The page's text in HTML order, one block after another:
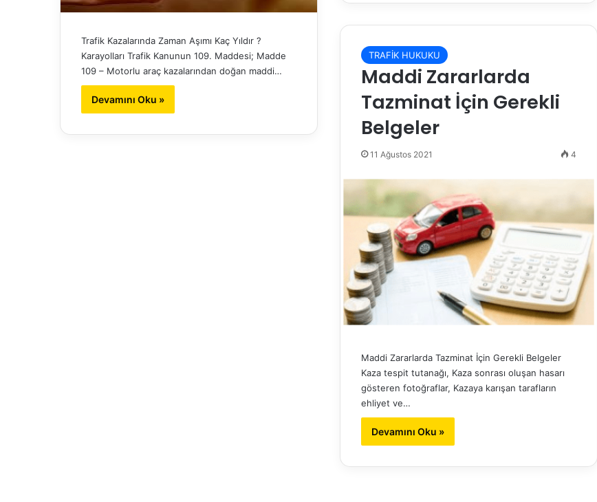
Trafik Kazalarında Zaman Aşımı Kaç Yıldır ?
Karayolları Trafik Kanunun 109. Maddesi; Madde
109 – Motorlu araç kazalarından doğan maddi…
Devamını Oku »
TRAFİK HUKUKU
Maddi Zararlarda
Tazminat İçin Gerekli
Belgeler
11 Ağustos 2021 4
Maddi Zararlarda Tazminat İçin Gerekli Belgeler
Kaza tespit tutanağı, Kaza sonrası oluşan hasarı
gösteren fotoğraflar, Kazaya karışan tarafların
ehliyet ve…
Devamını Oku »